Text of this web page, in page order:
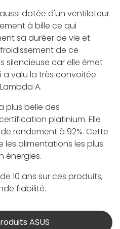
dotée d'un ventilateur
à bille ce qui
sa duréer de vie et
de ce
silencieuse car elle émet
a valu la très convoitée
A.
plus belle des
platinium. Elle
rendement à 92%. Cette
alimentations les plus
énergies.
10 ans sur ces produits,
fiabilité.
ASUS